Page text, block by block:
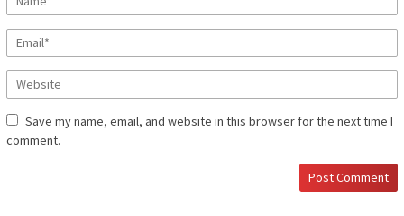
Save my name, email, and website in this browser for the next time I
comment.